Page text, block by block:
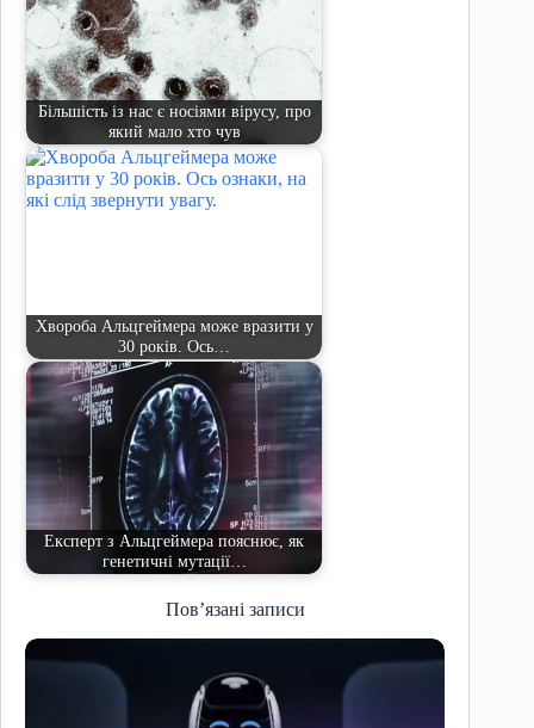
Більшість із нас є носіями вірусу, про
який мало хто чув
Хвороба Альцгеймера може вразити у
30 років. Ось…
Експерт з Альцгеймера пояснює, як
генетичні мутації…
Пов’язані записи